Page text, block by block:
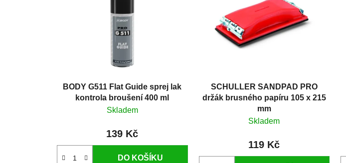
BODY G511 Flat Guide sprej lak
kontrola broušení 400 ml
Skladem
139 Kč
DO KOŠÍKU
SCHULLER SANDPAD PRO
držák brusného papíru 105 x 215
mm
Skladem
119 Kč